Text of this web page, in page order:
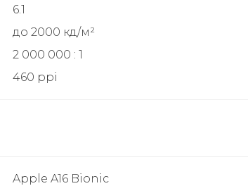
6.1
до 2000 кд/м²
2 000 000 : 1
460 ppi
Apple A16 Bionic